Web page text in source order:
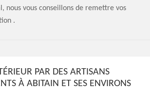
nous vous conseillons de remettre vos
.
PAR DES ARTISANS
À ABITAIN ET SES ENVIRONS